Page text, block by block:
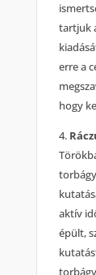
tartjuk
erre a
hogy
4.
aktív
épült,